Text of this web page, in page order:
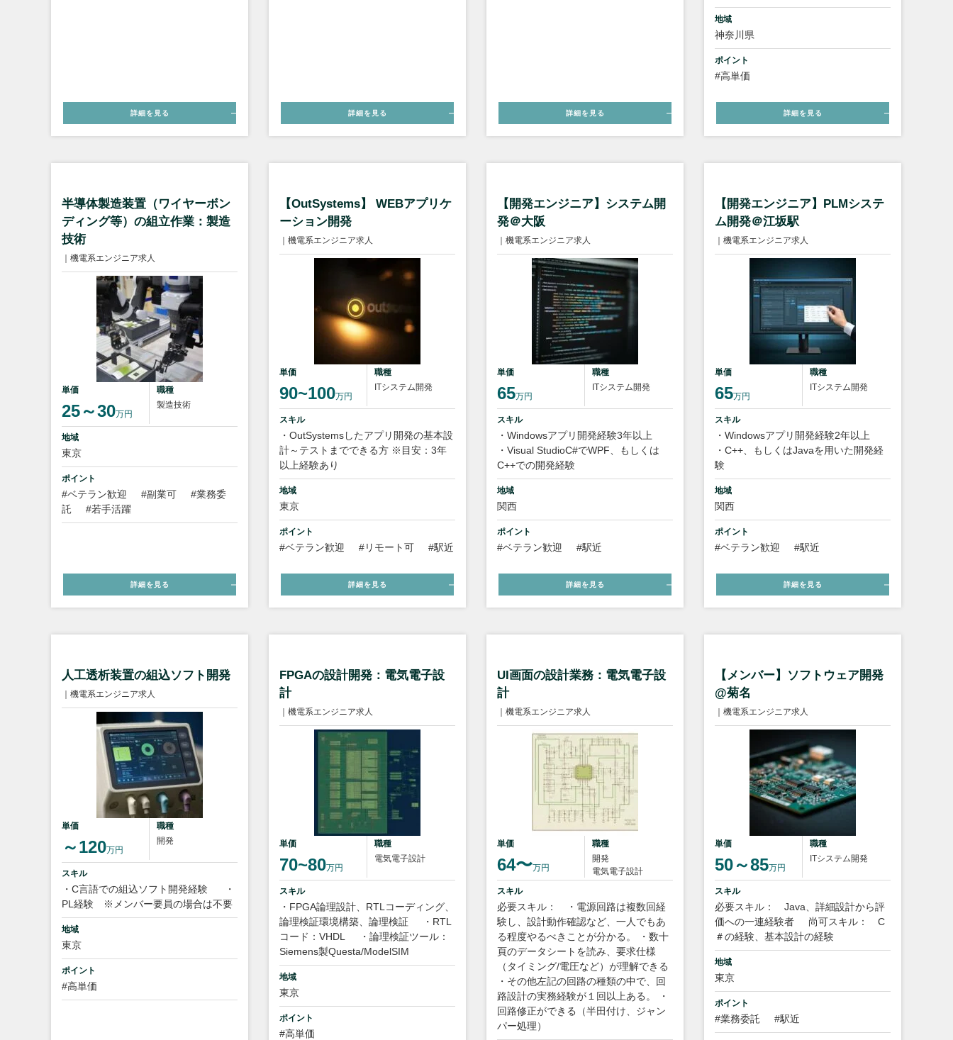
詳細を見る 詳細を見る 詳細を見る
地域
神奈川県
ポイント
#高単価
詳細を見る
半導体製造装置（ワイヤーボン
ディング等）の組立作業：製造
技術
｜機電系エンジニア求人
単価
25～30万円
職種
製造技術
地域
東京
ポイント
#ベテラン歓迎 #副業可
#業務委
託
#若手活躍
詳細を見る
【OutSystems】 WEBアプリケ
ーション開発
｜機電系エンジニア求人
単価
90~100万円
職種
ITシステム開発
スキル
・OutSystemsしたアプリ開発の基本設
計～テストまでできる方 ※目安：3年
以上経験あり
地域
東京
ポイント
#ベテラン歓迎 #リモート可 #駅近
詳細を見る
【開発エンジニア】システム開
発＠大阪
｜機電系エンジニア求人
単価
65万円
職種
ITシステム開発
スキル
・Windowsアプリ開発経験3年以上
・Visual StudioC#でWPF、もしくは
C++での開発経験
地域
関西
ポイント
#ベテラン歓迎 #駅近
詳細を見る
【開発エンジニア】PLMシステ
ム開発＠江坂駅
｜機電系エンジニア求人
単価
65万円
職種
ITシステム開発
スキル
・Windowsアプリ開発経験2年以上
・C++、もしくはJavaを用いた開発経
験
地域
関西
ポイント
#ベテラン歓迎 #駅近
詳細を見る
人工透析装置の組込ソフト開発
｜機電系エンジニア求人
単価
～120万円
職種
開発
スキル
・C言語での組込ソフト開発経験
・
PL経験 ※メンバー要員の場合は不要
地域
東京
ポイント
#高単価
FPGAの設計開発：電気電子設
計
｜機電系エンジニア求人
単価
70~80万円
職種
電気電子設計
スキル
・FPGA論理設計、RTLコーディング、
論理検証環境構築、論理検証
・RTL
コード：VHDL
・論理検証ツール：
Siemens製Questa/ModelSIM
地域
東京
ポイント
#高単価
UI画面の設計業務：電気電子設
計
｜機電系エンジニア求人
単価
64〜万円
職種
開発
電気電子設計
スキル
必要スキル： ・電源回路は複数回経
験し、設計動作確認など、一人でもあ
る程度やるべきことが分かる。 ・数十
頁のデータシートを読み、要求仕様
（タイミング/電圧など）が理解できる
・その他左記の回路の種類の中で、回
路設計の実務経験が１回以上ある。 ・
回路修正ができる（半田付け、ジャン
パー処理）
【メンバー】ソフトウェア開発
@菊名
｜機電系エンジニア求人
単価
50～85万円
職種
ITシステム開発
スキル
必要スキル： Java、詳細設計から評
価への一連経験者
尚可スキル： C
＃の経験、基本設計の経験
地域
東京
ポイント
#業務委託 #駅近